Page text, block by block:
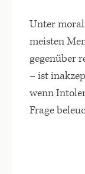
Unter
meisten
gegenüber
– ist
wenn
Frage